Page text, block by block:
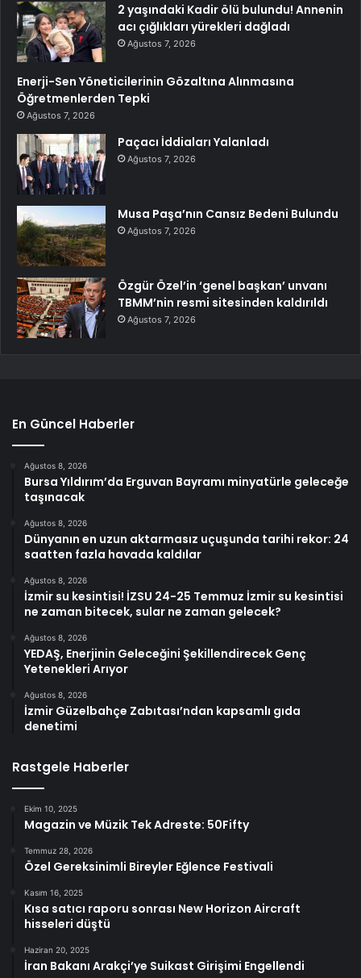
2 yaşındaki Kadir ölü bulundu! Annenin
acı çığlıkları yürekleri dağladı
Ağustos 7, 2026
Enerji-Sen Yöneticilerinin Gözaltına Alınmasına
Öğretmenlerden Tepki
Ağustos 7, 2026
Paçacı İddiaları Yalanladı
Ağustos 7, 2026
Musa Paşa’nın Cansız Bedeni Bulundu
Ağustos 7, 2026
Özgür Özel’in ‘genel başkan’ unvanı
TBMM’nin resmi sitesinden kaldırıldı
Ağustos 7, 2026
En Güncel Haberler
Ağustos 8, 2026
Bursa Yıldırım’da Erguvan Bayramı minyatürle geleceğe
taşınacak
Ağustos 8, 2026
Dünyanın en uzun aktarmasız uçuşunda tarihi rekor: 24
saatten fazla havada kaldılar
Ağustos 8, 2026
İzmir su kesintisi! İZSU 24-25 Temmuz İzmir su kesintisi
ne zaman bitecek, sular ne zaman gelecek?
Ağustos 8, 2026
YEDAŞ, Enerjinin Geleceğini Şekillendirecek Genç
Yetenekleri Arıyor
Ağustos 8, 2026
İzmir Güzelbahçe Zabıtası’ndan kapsamlı gıda
denetimi
Rastgele Haberler
Ekim 10, 2025
Magazin ve Müzik Tek Adreste: 50Fifty
Temmuz 28, 2026
Özel Gereksinimli Bireyler Eğlence Festivali
Kasım 16, 2025
Kısa satıcı raporu sonrası New Horizon Aircraft
hisseleri düştü
Haziran 20, 2025
İran Bakanı Arakçi’ye Suikast Girişimi Engellendi